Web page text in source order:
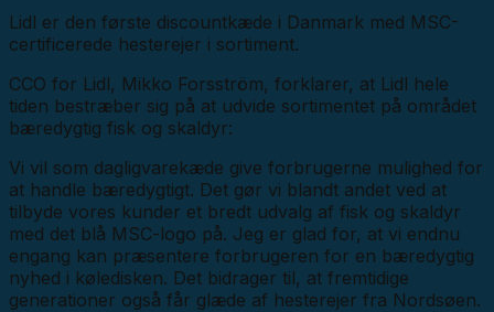
Lidl er den første discountkæde i Danmark med MSC-
certificerede hesterejer i sortiment.
CCO for Lidl, Mikko Forsström, forklarer, at Lidl hele
tiden bestræber sig på at udvide sortimentet på området
bæredygtig fisk og skaldyr:
Vi vil som dagligvarekæde give forbrugerne mulighed for
at handle bæredygtigt. Det gør vi blandt andet ved at
tilbyde vores kunder et bredt udvalg af fisk og skaldyr
med det blå MSC-logo på. Jeg er glad for, at vi endnu
engang kan præsentere forbrugeren for en bæredygtig
nyhed i køledisken. Det bidrager til, at fremtidige
generationer også får glæde af hesterejer fra Nordsøen.